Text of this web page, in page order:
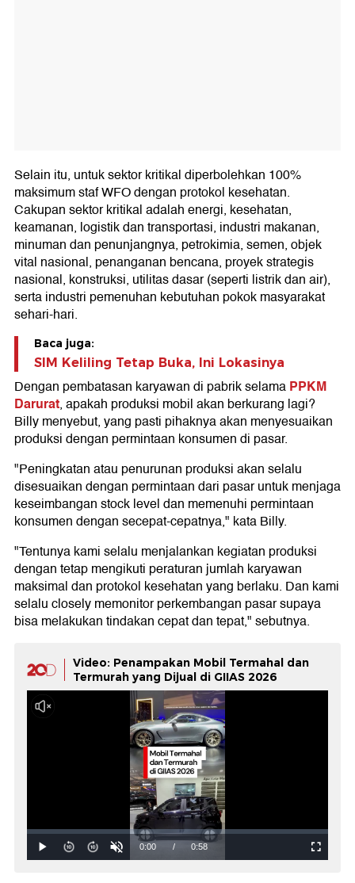
Selain itu, untuk sektor kritikal diperbolehkan 100%
maksimum staf WFO dengan protokol kesehatan.
Cakupan sektor kritikal adalah energi, kesehatan,
keamanan, logistik dan transportasi, industri makanan,
minuman dan penunjangnya, petrokimia, semen, objek
vital nasional, penanganan bencana, proyek strategis
nasional, konstruksi, utilitas dasar (seperti listrik dan air),
serta industri pemenuhan kebutuhan pokok masyarakat
sehari-hari.
Baca juga:
SIM Keliling Tetap Buka, Ini Lokasinya
Dengan pembatasan karyawan di pabrik selamaPPKM
Darurat, apakah produksi mobil akan berkurang lagi?
Billy menyebut, yang pasti pihaknya akan menyesuaikan
produksi dengan permintaan konsumen di pasar.
"Peningkatan atau penurunan produksi akan selalu
disesuaikan dengan permintaan dari pasar untuk menjaga
keseimbangan stock level dan memenuhi permintaan
konsumen dengan secepat-cepatnya," kata Billy.
"Tentunya kami selalu menjalankan kegiatan produksi
dengan tetap mengikuti peraturan jumlah karyawan
maksimal dan protokol kesehatan yang berlaku. Dan kami
selalu closely memonitor perkembangan pasar supaya
bisa melakukan tindakan cepat dan tepat," sebutnya.
Video: Penampakan Mobil Termahal dan
Termurah yang Dijual di GIIAS 2026